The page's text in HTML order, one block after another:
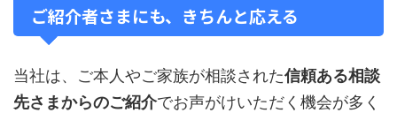
ご紹介者さまにも、きちんと応える
当社は、ご本人やご家族が相談された信頼ある相談
先さまからのご紹介でお声がけいただく機会が多く